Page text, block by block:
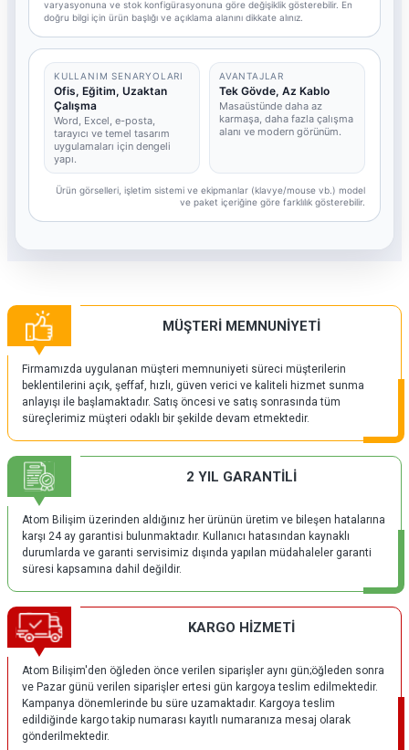
varyasyonuna ve stok konfigürasyonuna göre değişiklik gösterebilir. En
doğru bilgi için ürün başlığı ve açıklama alanını dikkate alınız.
KULLANIM SENARYOLARI
Ofis, Eğitim, Uzaktan
Çalışma
Word, Excel, e-posta,
tarayıcı ve temel tasarım
uygulamaları için dengeli
yapı.
AVANTAJLAR
Tek Gövde, Az Kablo
Masaüstünde daha az
karmaşa, daha fazla çalışma
alanı ve modern görünüm.
Ürün görselleri, işletim sistemi ve ekipmanlar (klavye/mouse vb.) model
ve paket içeriğine göre farklılık gösterebilir.
MÜŞTERİ MEMNUNİYETİ
Firmamızda uygulanan müşteri memnuniyeti süreci müşterilerin
beklentilerini açık, şeffaf, hızlı, güven verici ve kaliteli hizmet sunma
anlayışı ile başlamaktadır. Satış öncesi ve satış sonrasında tüm
süreçlerimiz müşteri odaklı bir şekilde devam etmektedir.
2 YIL GARANTİLİ
Atom Bilişim üzerinden aldığınız her ürünün üretim ve bileşen hatalarına
karşı 24 ay garantisi bulunmaktadır. Kullanıcı hatasından kaynaklı
durumlarda ve garanti servisimiz dışında yapılan müdahaleler garanti
süresi kapsamına dahil değildir.
KARGO HİZMETİ
Atom Bilişim'den öğleden önce verilen siparişler aynı gün;öğleden sonra
ve Pazar günü verilen siparişler ertesi gün kargoya teslim edilmektedir.
Kampanya dönemlerinde bu süre uzamaktadır. Kargoya teslim
edildiğinde kargo takip numarası kayıtlı numaranıza mesaj olarak
gönderilmektedir.